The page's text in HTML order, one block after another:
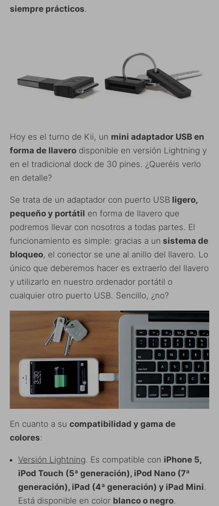
siempre prácticos.
Hoy es el turno de Kii, un mini adaptador USB en
forma de llavero disponible en versión Lightning y
en el tradicional dock de 30 pines. ¿Queréis verlo
en detalle?
Se trata de un adaptador con puerto USB ligero,
pequeño y portátil en forma de llavero que
podremos llevar con nosotros a todas partes. El
funcionamiento es simple: gracias a un sistema de
bloqueo, el conector se une al anillo del llavero. Lo
único que deberemos hacer es extraerlo del llavero
y utilizarlo en nuestro ordenador portátil o
cualquier otro puerto USB. Sencillo, ¿no?
En cuanto a su compatibilidad y gama de
colores:
Versión Lightning. Es compatible con iPhone 5,
iPod Touch (5ª generación), iPod Nano (7ª
generación), iPad (4ª generación) y iPad Mini.
Está disponible en color blanco o negro.